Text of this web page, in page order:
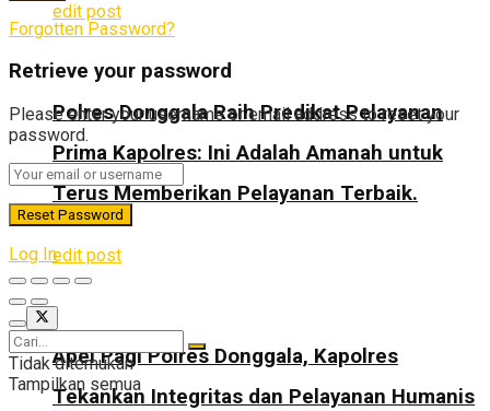
edit post
Polres Donggala Raih Predikat Pelayanan
Prima Kapolres: Ini Adalah Amanah untuk
Terus Memberikan Pelayanan Terbaik.
edit post
Apel Pagi Polres Donggala, Kapolres
Tekankan Integritas dan Pelayanan Humanis
Forgotten Password?
Retrieve your password
Please enter your username or email address to reset your
password.
Log In
Tidak ditemukan
Tampilkan semua